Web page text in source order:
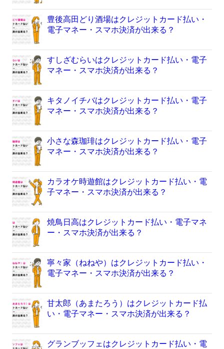
豊後高田どり酒場はクレジットカード払い・
電子マネー・スマホ決済が出来る？
すしざむらいはクレジットカード払い・電子
マネー・スマホ決済が出来る？
キタノイチバはクレジットカード払い・電子
マネー・スマホ決済が出来る？
小さな森珈琲はクレジットカード払い・電子
マネー・スマホ決済が出来る？
カラオケ時遊館はクレジットカード払い・電
子マネー・スマホ決済が出来る？
焼鳥日高はクレジットカード払い・電子マネ
ー・スマホ決済が出来る？
寧々家（ねねや）はクレジットカード払い・
電子マネー・スマホ決済が出来る？
甘太郎（あまたろう）はクレジットカード払
い・電子マネー・スマホ決済が出来る？
グランブッフェはクレジットカード払い・電